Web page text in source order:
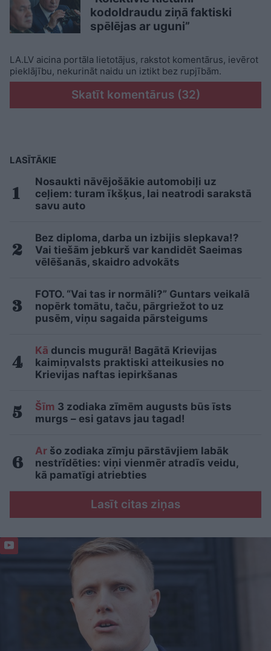
kodoldraudu ziņā faktiski
spēlējas ar uguni”
LA.LV aicina portāla lietotājus, rakstot komentārus, ievērot
pieklājību, nekurināt naidu un iztikt bez rupjībām.
Skatīt komentārus (32)
LASĪTĀKIE
Nosaukti nāvējošākie automobiļi uz
ceļiem: turam īkšķus, lai neatrodi sarakstā
savu auto
Bez diploma, darba un izbijis slepkava!?
Vai tiešām jebkurš var kandidēt Saeimas
vēlēšanās, skaidro advokāts
FOTO. “Vai tas ir normāli?” Guntars veikalā
nopērk tomātu, taču, pārgriežot to uz
pusēm, viņu sagaida pārsteigums
Kā duncis mugurā! Bagātā Krievijas
kaimiņvalsts praktiski atteikusies no
Krievijas naftas iepirkšanas
Šīm 3 zodiaka zīmēm augusts būs īsts
murgs – esi gatavs jau tagad!
Ar šo zodiaka zīmju pārstāvjiem labāk
nestrīdēties: viņi vienmēr atradīs veidu,
kā pamatīgi atriebties
Lasīt citas ziņas